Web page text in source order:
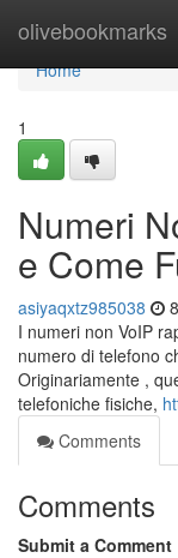
olivebookmarks
Home
Home
1
Numeri
e Come
asiyaqxtz985038
I numeri non VoIP
numero di telefono
Originariamente ,
telefoniche fisiche,
Comments
Comments
Submit a Comment